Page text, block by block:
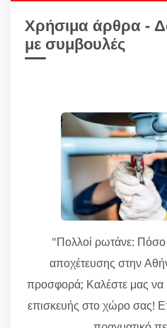
Χρήσιμα άρθρα -
με συμβουλές
"Πολλοί ρωτάνε: Πόσο
αποχέτευσης στην
προσφορά; Καλέστε μας να
επισκευής στο χώρο σας!